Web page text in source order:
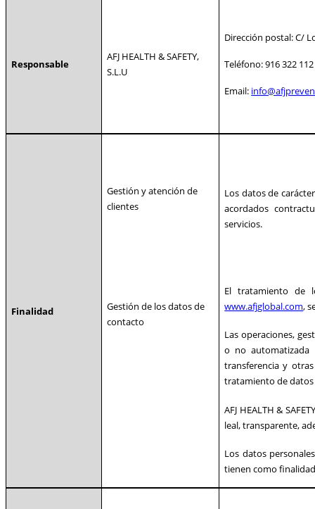
Responsable
AFJ HEALTH & SAFETY,
S.L.U
Dirección postal: C/
Teléfono: 916 322 112
Email:
Finalidad
Gestión y atención de
clientes
Gestión de los datos de
contacto
Los datos de
acordados
servicios.
El tratamiento de
www.afjglobal.com,
Las operaciones,
o no automatizada
transferencia y
tratamiento de datos
AFJ HEALTH &
leal, transparente,
Los datos
tienen como